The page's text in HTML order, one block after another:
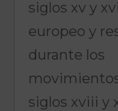
siglos xv y
europeo y
durante los
siglos xviii y